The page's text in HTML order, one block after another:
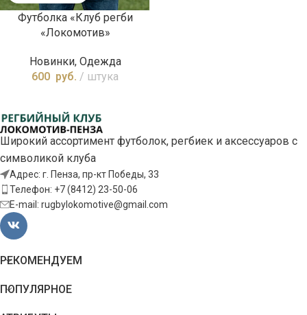
Футболка «Клуб регби
«Локомотив»
Новинки, Одежда
600 руб. штука
Широкий ассортимент футболок, регбиек и аксессуаров с
символикой клуба
Адрес: г. Пенза, пр-кт Победы, 33
Телефон: +7 (8412) 23-50-06
E-mail: rugbylokomotive@gmail.com
РЕКОМЕНДУЕМ
ПОПУЛЯРНОЕ